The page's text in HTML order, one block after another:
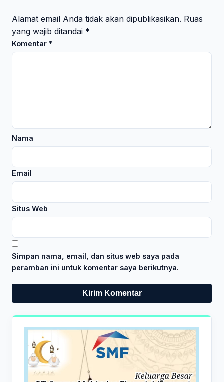
Alamat email Anda tidak akan dipublikasikan. Ruas
yang wajib ditandai *
Komentar *
Nama
Email
Situs Web
Simpan nama, email, dan situs web saya pada
peramban ini untuk komentar saya berikutnya.